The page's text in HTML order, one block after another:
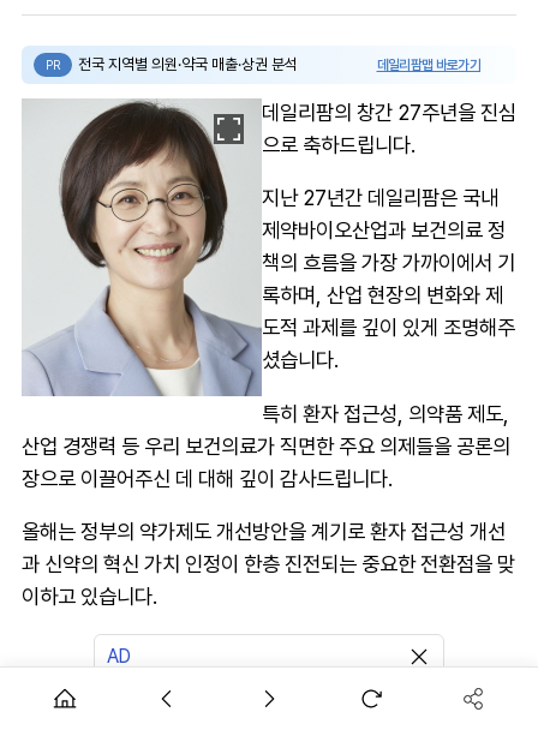
PR 전국 지역별 의원·약국 매출·상권 분석 데일리팜맵 바로가기
데일리팜의 창간 27주년을 진심
으로 축하드립니다.
지난 27년간 데일리팜은 국내
제약바이오산업과 보건의료 정
책의 흐름을 가장 가까이에서 기
록하며, 산업 현장의 변화와 제
도적 과제를 깊이 있게 조명해주
셨습니다.
특히 환자 접근성, 의약품 제도,
산업 경쟁력 등 우리 보건의료가 직면한 주요 의제들을 공론의
장으로 이끌어주신 데 대해 깊이 감사드립니다.
올해는 정부의 약가제도 개선방안을 계기로 환자 접근성 개선
과 신약의 혁신 가치 인정이 한층 진전되는 중요한 전환점을 맞
이하고 있습니다.
AD